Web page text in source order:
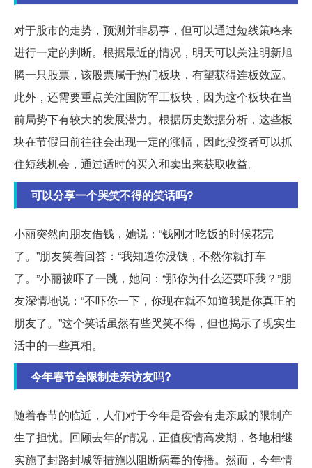
对于股市的走势，预测并非易事，但可以通过短线策略来
进行一定的判断。根据最近的情况，明天可以关注明新旭
腾一只股票，该股票属于热门板块，有望获得连板效应。
此外，还需要重点关注国防军工板块，因为这个板块在当
前局势下有较大的发展潜力。根据历史数据分析，这些板
块在节假日前往往会出现一定的涨幅，因此投资者可以抓
住短线机会，通过适时的买入和卖出来获取收益。
可以分享一个哭笑不得的笑话吗?
小丽突然向朋友借钱，她说：“钱刚才吃饭的时候花完
了。”朋友笑着回答：“我知道你没钱，不然你就打车
了。”小丽被吓了一跳，她问：“那你为什么还要吓我？”朋
友深情地说：“不吓你一下，你现在就不知道我是你真正的
朋友了。”这个笑话虽然有些哭笑不得，但也揭示了现实生
活中的一些真相。
今年春节会限制走亲访友吗?
随着春节的临近，人们对于今年是否会有走亲戚的限制产
生了担忧。回顾去年的情况，正值疫情高发期，各地相继
实施了封路封城等措施以阻断病毒的传播。然而，今年情